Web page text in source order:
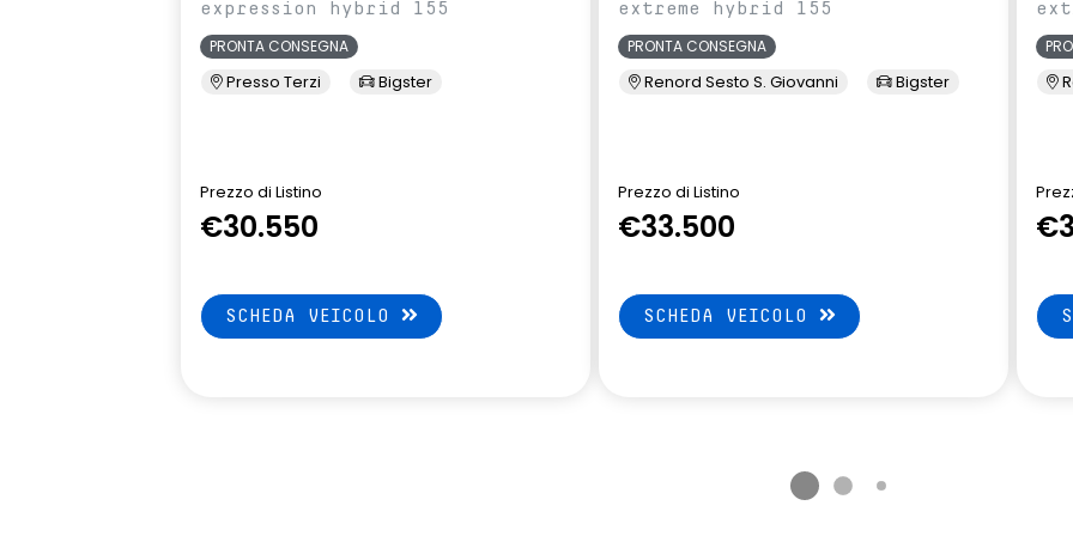
expression hybrid 155
PRONTA CONSEGNA
Presso Terzi Bigster
Prezzo di Listino
€30.550
SCHEDA VEICOLO
extreme hybrid 155
PRONTA CONSEGNA
Renord Sesto S. Giovanni Bigster
Prezzo di Listino
€33.500
SCHEDA VEICOLO